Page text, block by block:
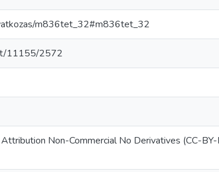
m836tet_32#m836tet_32
11155/2572
Non-Commercial No Derivatives (CC-